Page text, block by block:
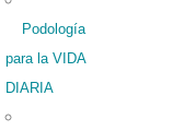
Podología
para la VIDA
DIARIA